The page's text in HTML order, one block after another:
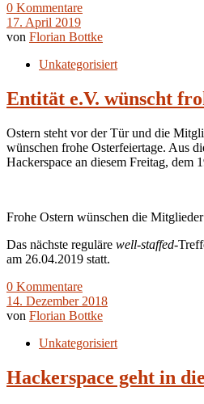
0 Kommentare
17. April 2019
von Florian Bottke
Unkategorisiert
Entität e.V. wünscht
Ostern steht vor der Tür und die
wünschen frohe Osterfeiertage. Aus
Hackerspace an diesem Freitag, dem
Frohe Ostern wünschen die
Das nächste reguläre well-staffed-
am 26.04.2019 statt.
0 Kommentare
14. Dezember 2018
von Florian Bottke
Unkategorisiert
Hackerspace geht in